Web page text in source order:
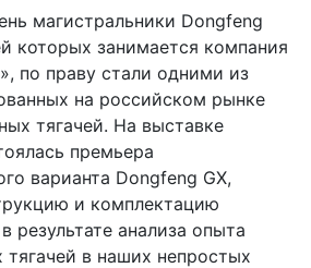
магистральники Dongfeng
которых занимается компания
по праву стали одними из
на российском рынке
тягачей. На выставке
премьера
варианта Dongfeng GX,
и комплектацию
результате анализа опыта
тягачей в наших непростых